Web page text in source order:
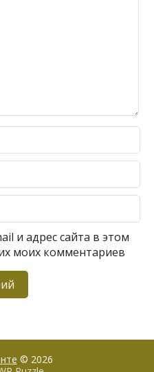
и адрес сайта в этом
моих комментариев
© 2026